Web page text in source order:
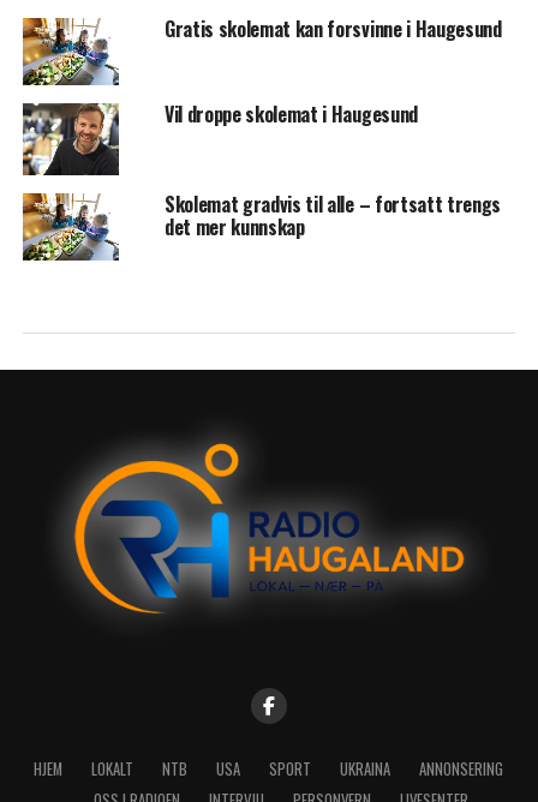
Gratis skolemat kan forsvinne i Haugesund
Vil droppe skolemat i Haugesund
Skolemat gradvis til alle – fortsatt trengs
det mer kunnskap
HJEM LOKALT NTB USA SPORT UKRAINA
ANNONSERING